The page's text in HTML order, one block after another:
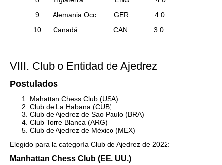
9. Alemania Occ. GER 4.0
10. Canadá CAN 3.0
VIII. Club o Entidad de Ajedrez
Postulados
Mahattan Chess Club (USA)
Club de La Habana (CUB)
Club de Ajedrez de Sao Paulo (BRA)
Club Torre Blanca (ARG)
Club de Ajedrez de México (MEX)
Elegido para la categoría Club de Ajedrez de 2022:
Manhattan Chess Club (EE. UU.)